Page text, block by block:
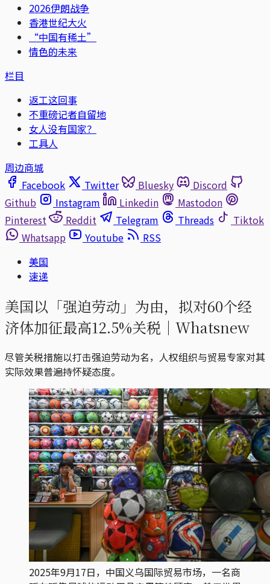
2026伊朗战争
香港世纪大火
“中国有稀土”
情色的未来
栏目
返工这回事
不重磅记者自留地
女人没有国家？
工具人
周边商城
Facebook
Twitter Bluesky
Discord
Github
Instagram Linkedin
Mastodon
Pinterest
Reddit Telegram Threads
Tiktok
Whatsapp
Youtube
RSS
美国
速递
美国以「强迫劳动」为由，拟对60个经
济体加征最高12.5%关税｜Whatsnew
尽管关税措施以打击强迫劳动为名，人权组织与贸易专家对其
实际效果普遍持怀疑态度。
2025年9月17日，中国义乌国际贸易市场，一名商